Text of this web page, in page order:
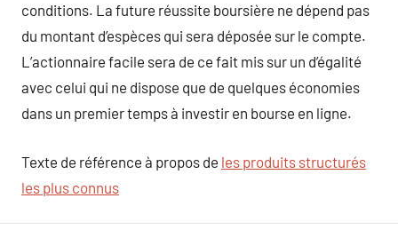
conditions. La future réussite boursière ne dépend pas
du montant d’espèces qui sera déposée sur le compte.
L’actionnaire facile sera de ce fait mis sur un d’égalité
avec celui qui ne dispose que de quelques économies
dans un premier temps à investir en bourse en ligne.
Texte de référence à propos de les produits structurés
les plus connus